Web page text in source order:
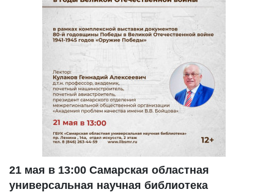
21 мая в 13:00 Самарская областная
универсальная научная библиотека